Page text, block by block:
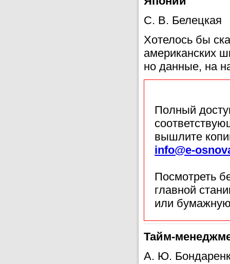
С. В. Белецкая
Хотелось бы
американских
но данные, на
Полный
вышлите
info@e-
Посмотреть
главной
или
Тайм-
А. Ю.